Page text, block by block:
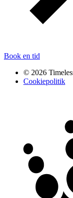
Book en tid
© 2026
Cookiepolitik